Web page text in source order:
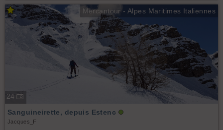
Mercantour - Alpes Maritimes Italiennes
24
Sanguineirette, depuis Estenc
Jacques_F